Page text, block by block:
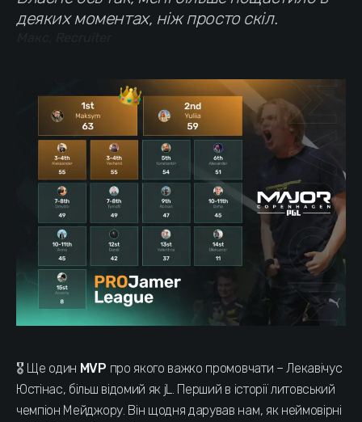
деяких моментах, ніж просто скіл.
🎖 Ще один MVP про якого важко промовчати – Лекавічус
Юстінас, більш відомий як jL. Перший в історії литовський
чемпіон Мейджору. Він щодня дарував нам, як неймовірні